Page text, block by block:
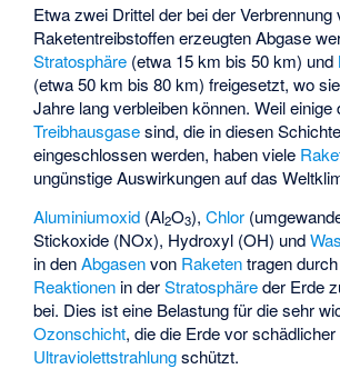
Etwa zwei Drittel der bei der Verbrennung
Raketentreibstoffen erzeugten Abgase
Stratosphäre (etwa 15 km bis 50 km) und
(etwa 50 km bis 80 km) freigesetzt, wo
Jahre lang verbleiben können. Weil einige
Treibhausgasesind, die in diesen
eingeschlossen werden, haben viele
ungünstige Auswirkungen auf das
Aluminiumoxid (Al2O3),Chlor
Stickoxide (NOx), Hydroxyl (OH) und
in denAbgasenvon Raketentragen
Reaktionen in derStratosphäreder Erde
bei. Dies ist eine Belastung für die sehr
Ozonschicht, die die Erde vor schädlicher
Ultraviolettstrahlungschützt.